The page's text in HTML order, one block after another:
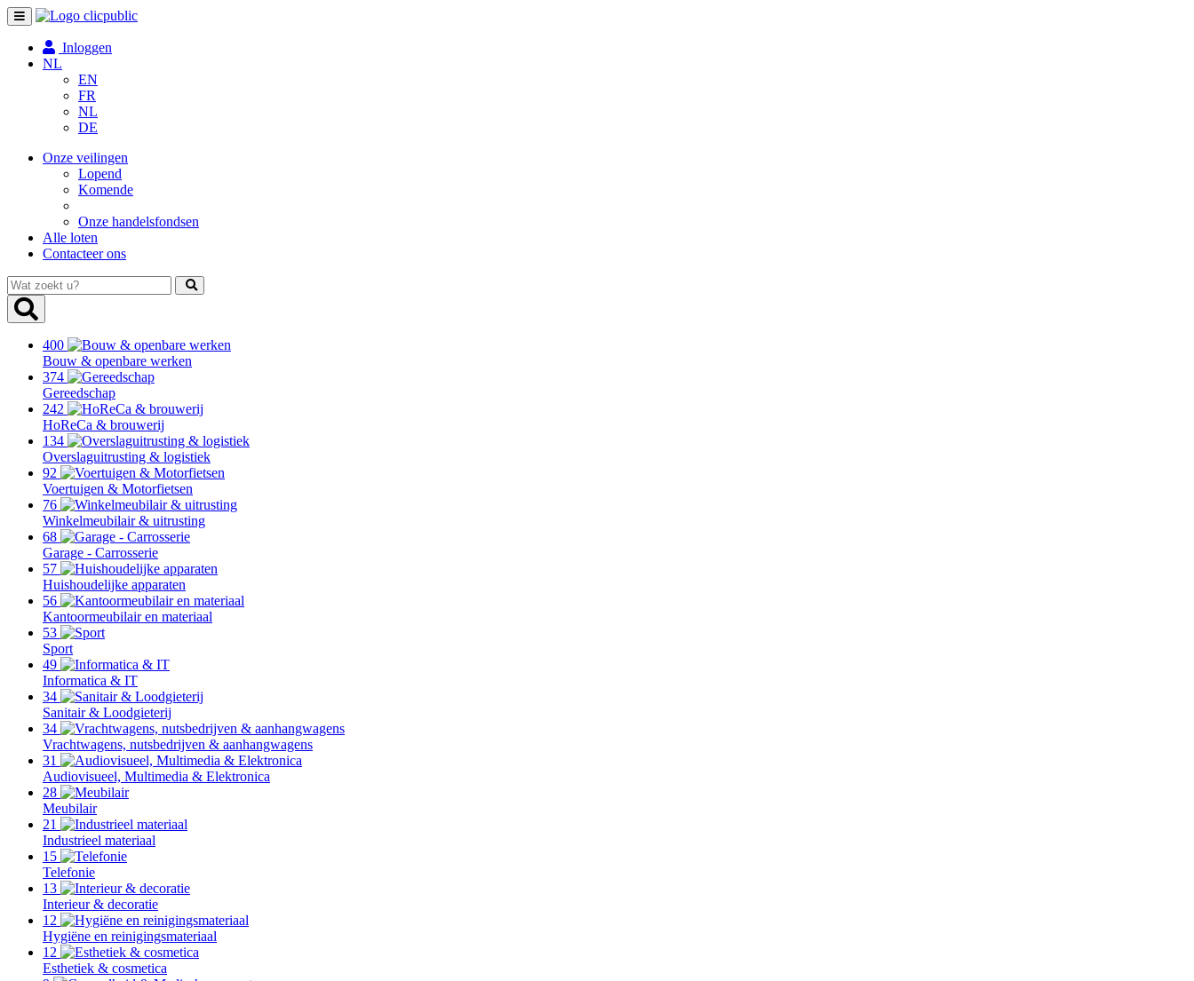
Toggle
navigation
Inloggen
NL
EN
FR
NL
DE
Onze veilingen
Lopend
Komende
Onze handelsfondsen
Alle loten
Contacteer ons
Wat
zoekt
u?
400
Bouw & openbare werken
374
Gereedschap
242
HoReCa & brouwerij
134
Overslaguitrusting & logistiek
92
Voertuigen & Motorfietsen
76
Winkelmeubilair & uitrusting
68
Garage - Carrosserie
57
Huishoudelijke apparaten
56
Kantoormeubilair en materiaal
53
Sport
49
Informatica & IT
34
Sanitair & Loodgieterij
34
Vrachtwagens, nutsbedrijven & aanhangwagens
31
Audiovisueel, Multimedia & Elektronica
28
Meubilair
21
Industrieel materiaal
15
Telefonie
13
Interieur & decoratie
12
Hygiëne en reinigingsmateriaal
12
Esthetiek & cosmetica